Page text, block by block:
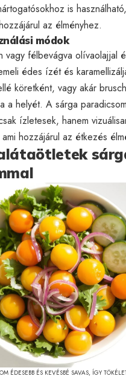
is
az élményhez.
módok
vagy félbevágva olívaolajjal
édes ízét és
köretként, vagy akár
a helyét. A sárga
ízletesek, hanem
hozzájárul az étkezés
ÉDESEBB ÉS KEVÉSBÉ SAVAS, ÍGY